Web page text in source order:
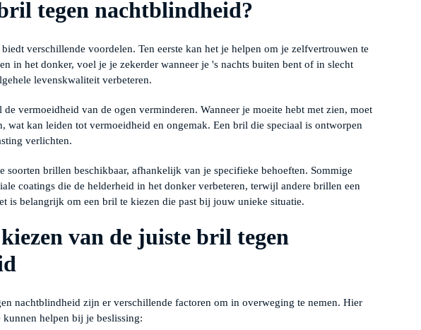
tegen nachtblindheid?
verschillende voordelen. Ten eerste kan het je helpen om je zelfvertrouwen te
in het donker, voel je je zekerder wanneer je 's nachts buiten bent of in slecht
levenskwaliteit verbeteren.
vermoeidheid van de ogen verminderen. Wanneer je moeite hebt met zien, moet
wat kan leiden tot vermoeidheid en ongemak. Een bril die speciaal is ontworpen
verlichten.
soorten brillen beschikbaar, afhankelijk van je specifieke behoeften. Sommige
coatings die de helderheid in het donker verbeteren, terwijl andere brillen een
is belangrijk om een bril te kiezen die past bij jouw unieke situatie.
van de juiste bril tegen
nachtblindheid zijn er verschillende factoren om in overweging te nemen. Hier
helpen bij je beslissing: